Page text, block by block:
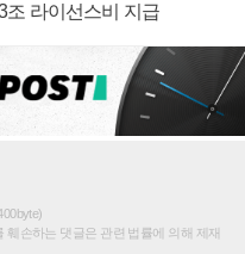
조 라이선스비 지급
손하는 댓글은 관련 법률에 의해 제재